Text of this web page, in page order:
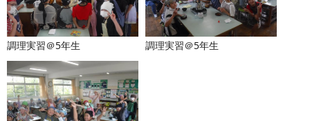
調理実習＠5年生 調理実習＠5年生